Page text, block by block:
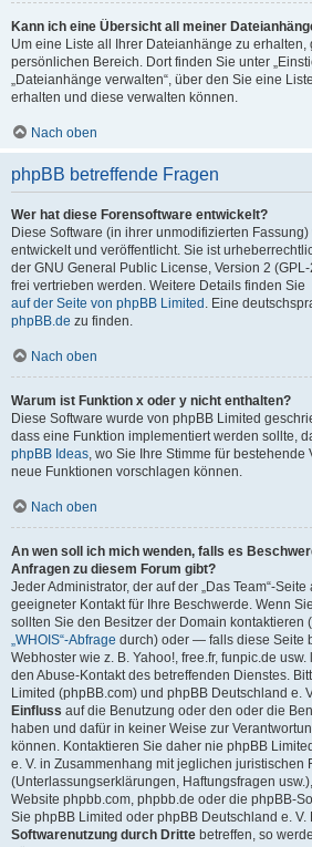
Kann ich eine Übersicht all meiner
Um eine Liste all Ihrer Dateianhänge zu erhalten,
persönlichen Bereich. Dort finden Sie unter
„Dateianhänge verwalten“, über den Sie eine
erhalten und diese verwalten können.
Nach oben
phpBB betreffende Fragen
Wer hat diese Forensoftware entwickelt?
Diese Software (in ihrer unmodifizierten Fassung)
entwickelt und veröffentlicht. Sie ist
der GNU General Public License, Version 2
frei vertrieben werden. Weitere Details finden Sie
auf der Seite von phpBB Limited . Eine
phpBB.de zu finden.
Nach oben
Warum ist Funktion x oder y nicht enthalten?
Diese Software wurde von phpBB Limited
dass eine Funktion implementiert werden sollte,
phpBB Ideas, wo Sie Ihre Stimme für
neue Funktionen vorschlagen können.
Nach oben
An wen soll ich mich wenden, falls es
Anfragen zu diesem Forum gibt?
Jeder Administrator, der auf der „Das Team“-
geeigneter Kontakt für Ihre Beschwerde. Wenn
sollten Sie den Besitzer der Domain kontaktieren
„WHOIS“-Abfrage durch) oder — falls diese Seite
Webhoster wie z. B. Yahoo!, free.fr, funpic.de
den Abuse-Kontakt des betreffenden Dienstes.
Limited (phpBB.com) und phpBB Deutschland e.
Einfluss auf die Benutzung oder den oder die
haben und dafür in keiner Weise zur
können. Kontaktieren Sie daher nie phpBB
e. V. in Zusammenhang mit jeglichen juristischen
(Unterlassungserklärungen, Haftungsfragen
Website phpbb.com, phpbb.de oder die phpBB-
Sie phpBB Limited oder phpBB Deutschland e.
Softwarenutzung durch Dritte betreffen, so